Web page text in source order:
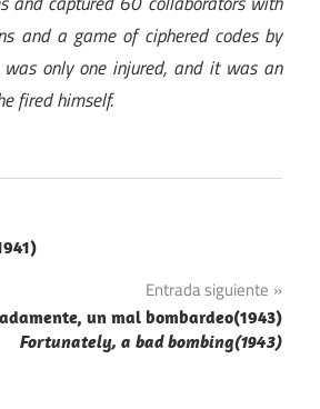
and a game of ciphered codes by
was only one injured, and it was an
fired himself.
Entrada siguiente
un mal bombardeo(1943)
Fortunately, a bad bombing(1943)